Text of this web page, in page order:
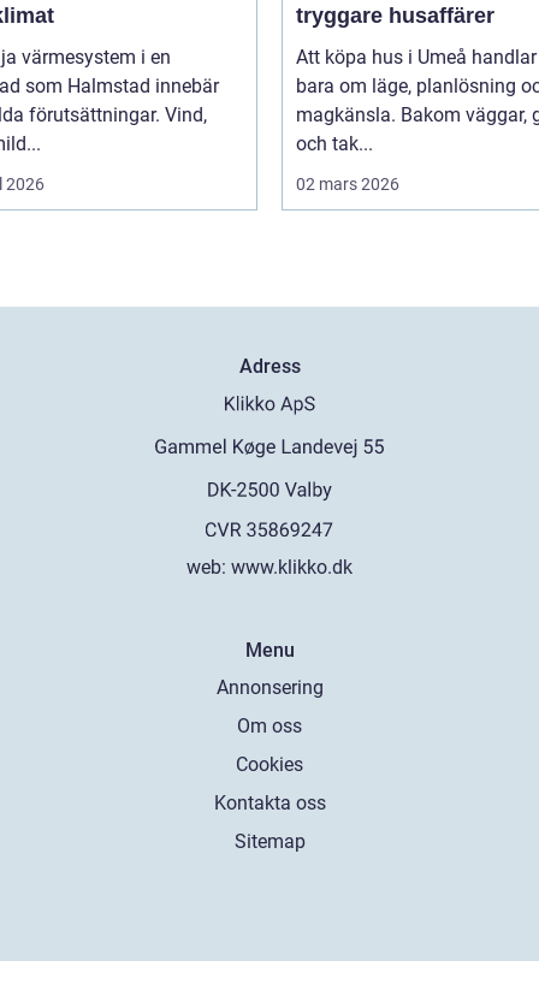
värmesystem i en
som Halmstad innebär
förutsättningar. Vind,
2026
tryggare husaffärer
Att köpa hus i Umeå
bara om läge, planlösning
magkänsla. Bakom väggar,
och tak...
02 mars 2026
Adress
web: www.klikko.dk
Menu
Annonsering
Om oss
Cookies
Kontakta oss
Sitemap